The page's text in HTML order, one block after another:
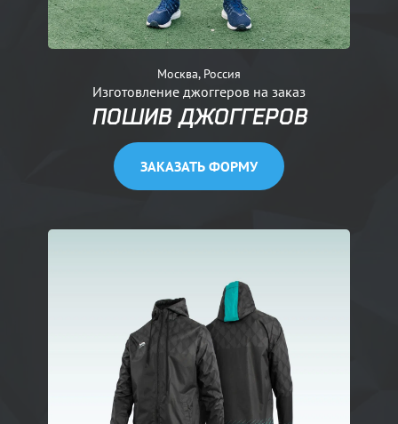
Москва, Россия
Изготовление джоггеров на заказ
ПОШИВ ДЖОГГЕРОВ
ЗАКАЗАТЬ ФОРМУ